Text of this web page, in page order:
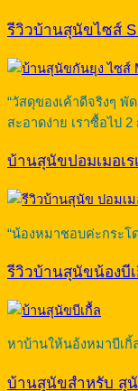
รีวิวบ้านสุนัขไซส์
“วัสดุของเค้าดีจริงๆ
สะอาดง่าย เราซื้อไป 2
บ้านสุนัขปอมเมอเร
“น้องหมาชอบค่ะกระโ
รีวิวบ้านสุนัขน้องบีเ
หาบ้านให้นอ้งหมาบีเกิ้
บ้านสุนัขสำหรับ สุ